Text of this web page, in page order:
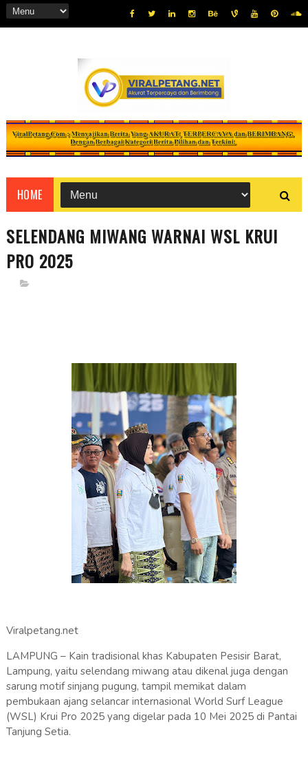
HOME
SELENDANG MIWANG WARNAI WSL KRUI
PRO 2025
Viralpetang.net
LAMPUNG – Kain tradisional khas Kabupaten Pesisir Barat,
Lampung, yaitu selendang miwang atau dikenal juga dengan
sarung motif sinjang pugung, tampil memikat dalam
pembukaan ajang selancar internasional World Surf League
(WSL) Krui Pro 2025 yang digelar pada 10 Mei 2025 di Pantai
Tanjung Setia.